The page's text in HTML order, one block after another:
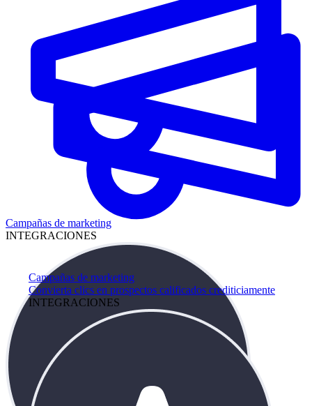
Campañas de marketing
Convierta clics en prospectos calificados crediticiamente
INTEGRACIONES
Campañas de marketing
INTEGRACIONES